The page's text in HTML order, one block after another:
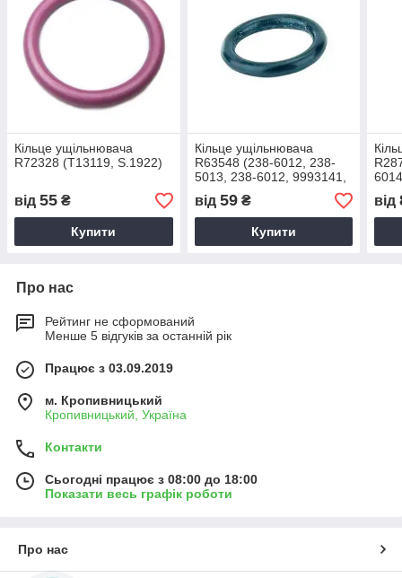
Кільце ущільнювача
R72328 (T13119, S.1922)
від 55 ₴
Купити
Кільце ущільнювача
R63548 (238-6012, 238-
5013, 238-6012, 9993141,
T77613)
від 59₴
Купити
від
Про нас
Рейтинг не сформований
Менше 5 відгуків за останній рік
Працює з 03.09.2019
м. Кропивницький
Кропивницький, Україна
Контакти
Сьогодні працює з 08:00 до 18:00
Показати весь графік роботи
Про нас